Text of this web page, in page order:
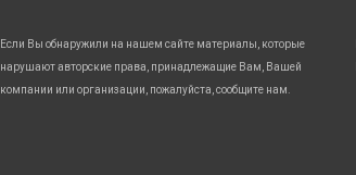
Если Вы обнаружили на нашем сайте материалы, которые
нарушают авторские права, принадлежащие Вам, Вашей
компании или организации, пожалуйста, сообщите нам.